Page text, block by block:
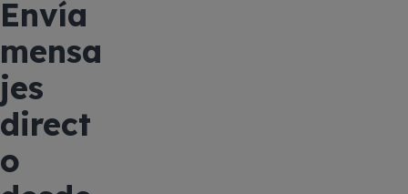
Envía
mensa
jes
direct
o